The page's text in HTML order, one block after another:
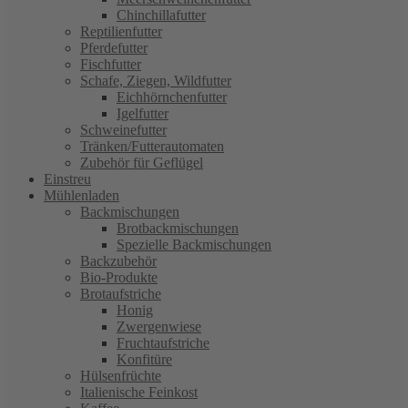
Chinchillafutter
Reptilienfutter
Pferdefutter
Fischfutter
Schafe, Ziegen, Wildfutter
Eichhörnchenfutter
Igelfutter
Schweinefutter
Tränken/Futterautomaten
Zubehör für Geflügel
Einstreu
Mühlenladen
Backmischungen
Brotbackmischungen
Spezielle Backmischungen
Backzubehör
Bio-Produkte
Brotaufstriche
Honig
Zwergenwiese
Fruchtaufstriche
Konfitüre
Hülsenfrüchte
Italienische Feinkost